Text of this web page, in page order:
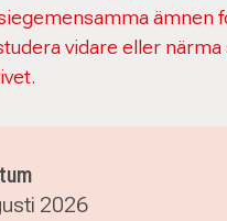
ämnen
vidare eller närma
2026